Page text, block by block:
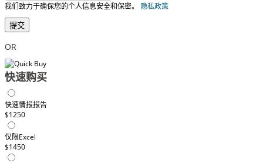
我们致力于确保您的个人信息安全和保密。 隐私政策
提交
OR
快速购买
快速情报报告
$1250
仅限Excel
$1450